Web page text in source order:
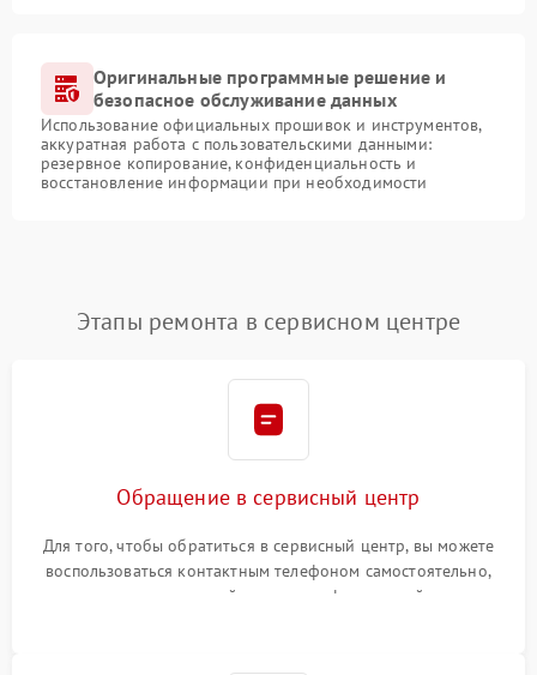
Оригинальные программные решение и
безопасное обслуживание данных
Использование официальных прошивок и инструментов,
аккуратная работа с пользовательскими данными:
резервное копирование, конфиденциальность и
восстановление информации при необходимости
Этапы ремонта в сервисном центре
Обращение в сервисный центр
Для того, чтобы обратиться в сервисный центр, вы можете
воспользоваться контактным телефоном самостоятельно,
или оставить свой номер телефона на сайте